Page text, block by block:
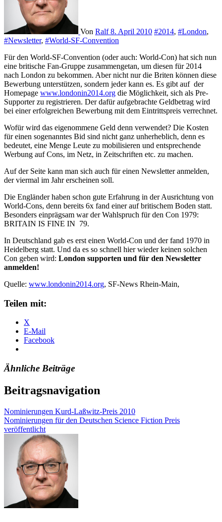
Von Ralf8. April 2010 #2014, #London,
#Newsletter, #World-SF-Convention
Für den World-SF-Convention (oder auch: World-Con) hat sich nun
eine britische Fan-Gruppe zusammengetan, um diesen für 2014
nach London zu bekommen. Aber nicht nur die Briten können diese
Bewerbung unterstützen, sondern jeder kann es. Es gibt auf der
Homepage www.londonin2014.org die Möglichkeit, sich als Pre-
Supporter zu registrieren. Der dafür aufgebrachte Geldbetrag wird
bei einer erfolgreichen Bewerbung mit dem Eintrittspreis verrechnet.
Wofür wird das eigenommene Geld denn verwendet? Die Kosten
für einen sogenanntes Bid sind nicht ganz unherheblich, denn es
bedeutet, eine Menge Leute zu mobilisieren und entsprechende
Werbung auf Cons, im Netz, in Zeitschriften etc. zu machen.
Auf der Seite kann man sich auch für einen Newsletter anmelden,
der viermal im Jahr erscheinen soll.
Die Engländer haben schon gute Erfahrung in der Ausrichtung von
World-Cons, denn bereits 6x fand einer auf britischem Boden statt.
Besonders einprägsam war der Wahlspruch für den Con 1979:
BRITAIN IS FINE IN 79.
In Deutschland gab es erst einen World-Con und der fand 1970 in
Heidelberg statt. Und da es so schnell hier wieder keinen solchen
Con geben wird: London supporten und für den Newsletter
anmelden!
Quelle: www.londonin2014.org, SF-News Rhein-Main,
Teilen mit:
X
E-Mail
Facebook
Ähnliche Beiträge
Beitragsnavigation
Nominierungen Kurd-Laßwitz-Preis 2010
Nominierungen für den Deutschen Science Fiction Preis
veröffentlicht